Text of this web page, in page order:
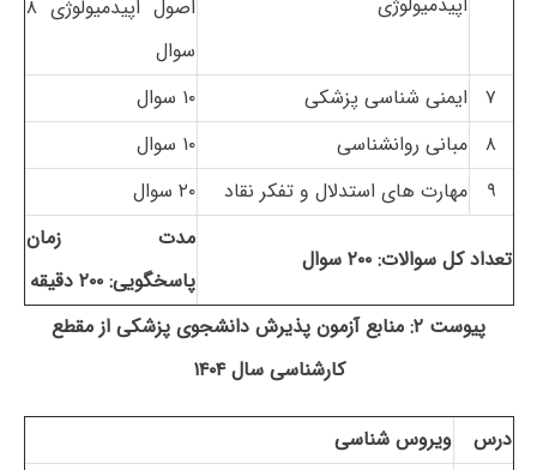
اصول اپیدمیولوژی ۸
سوال
۷
ایمنی شناسی پزشکی
۱۰ سوال
۸
مبانی روانشناسی
۱۰ سوال
۹
مهارت های استدلال و تفکر نقاد ۲۰ سوال
تعداد کل سوالات: ۲۰۰ سوال
مدت زمان
پاسخگویی: ۲۰۰ دقیقه
پیوست ۲: منابع آزمون پذیرش دانشجوی پزشکی از مقطع
کارشناسی سال ۱۴۰۴
درس ویروس شناسی